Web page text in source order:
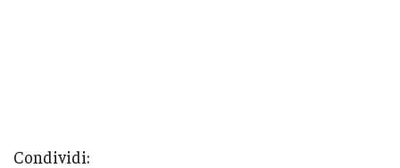
Condividi: